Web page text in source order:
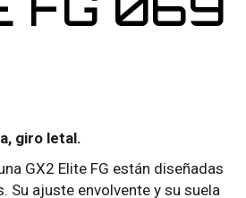
giro letal.
GX2 Elite FG están diseñadas
Su ajuste envolvente y su suela